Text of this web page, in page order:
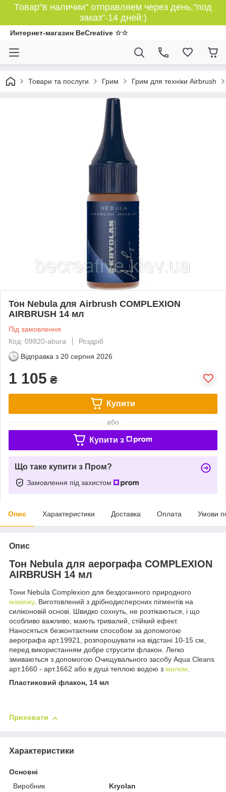
Товар"в наличии" отправляем через день,"под
заказ"-14 дней:)
Интернет-магазин BeCreative ☆☆
Товари та послуги Грим Грим для техніки Airbrush
Тон Nebula для Airbrush COMPLEXION
AIRBRUSH 14 мл
Під замовлення
Код: 09820-abura
Роздріб
Відправка з 20 серпня 2026
1 105 ₴
Купити
або
Купити з
Що таке купити з Пром?
Замовлення під захистом
Опис Характеристики Доставка Оплата Умови
Опис
Тон Nebula для аерографа COMPLEXION
AIRBRUSH 14 мл
Тони Nebula Complexion для бездоганного природного
макіяжу. Виготовлений з дрібнодисперсних пігментів на
силіконовій основі. Швидко сохнуть, не розтікаються, і що
особливо важливо, мають тривалий, стійкий ефект.
Наносяться безконтактним способом за допомогою
аерографа арт.19921, розпорошувати на відстані 10-15 см,
перед використанням добре струсити флакон. Легко
змиваються з допомогою Очищувального засобу Aqua Cleans
арт.1660 - арт.1662 або в душі теплою водою з милом.
Пластиковий флакон, 14 мл
Приховати
Характеристики
Основні
Виробник
Kryolan